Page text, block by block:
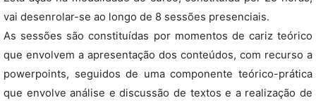
vai desenrolar-se ao longo de 8 sessões presenciais.
As sessões são constituídas por momentos de cariz teórico
que envolvem a apresentação dos conteúdos, com recurso a
powerpoints, seguidos de uma componente teórico-prática
que envolve análise e discussão de textos e a realização de